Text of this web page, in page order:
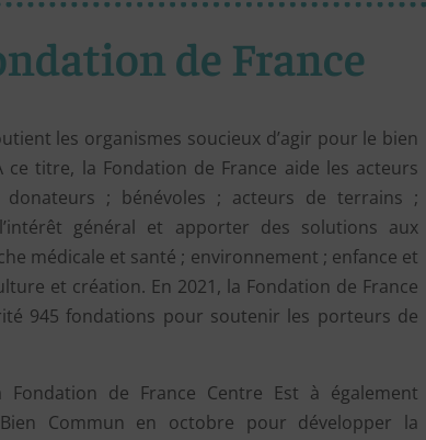
de France
les organismes soucieux d’agir pour le bien
titre, la Fondation de France aide les acteurs
; bénévoles ; acteurs de terrains ;
général et apporter des solutions aux
médicale et santé ; environnement ; enfance et
et création. En 2021, la Fondation de France
945 fondations pour soutenir les porteurs de
Fondation de France Centre Est à également
Commun en octobre pour développer la